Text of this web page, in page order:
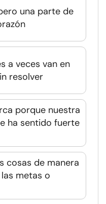
una parte de
a veces van en
resolver
porque nuestra
ha sentido fuerte
cosas de manera
metas o